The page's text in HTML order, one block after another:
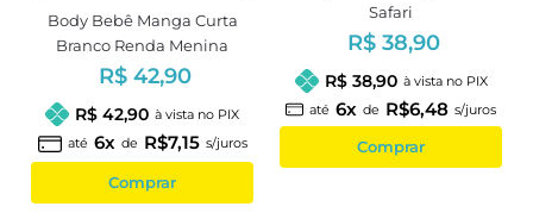
Body Bebê Manga Curta
Branco Renda Menina
R$ 42,90
R$ 42,90 à vista no PIX
até 6x de R$7,15 s/juros
Comprar
Safari
R$ 38,90
R$ 38,90 à vista no PIX
até 6x de R$6,48 s/juros
Comprar